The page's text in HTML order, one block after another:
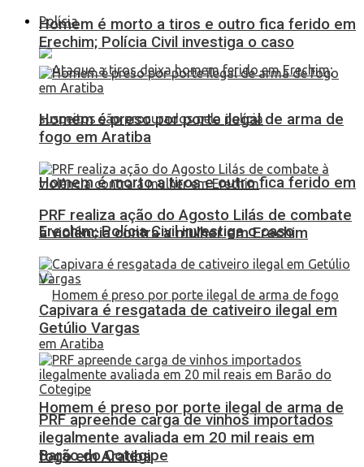
Polícia
Homem é morto a tiros e outro fica ferido em
Erechim; Polícia Civil investiga o caso
Homem é preso por porte ilegal de arma de
fogo em Aratiba
Homem é morto a tiros e outro fica ferido em
Erechim; Polícia Civil investiga o caso
Homem é preso por porte ilegal de arma de
fogo em Aratiba
PRF realiza ação do Agosto Lilás de combate
à violência contra a mulher em Erechim
Capivara é resgatada de cativeiro ilegal em
Getúlio Vargas
PRF apreende carga de vinhos importados
ilegalmente avaliada em 20 mil reais em
Barão do Cotegipe